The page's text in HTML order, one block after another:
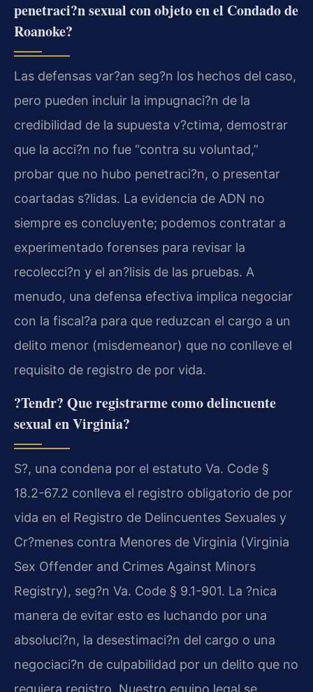
penetraci?n sexual con objeto en el Condado de
Roanoke?
Las defensas var?an seg?n los hechos del caso,
pero pueden incluir la impugnaci?n de la
credibilidad de la supuesta v?ctima, demostrar
que la acci?n no fue “contra su voluntad,”
probar que no hubo penetraci?n, o presentar
coartadas s?lidas. La evidencia de ADN no
siempre es concluyente; podemos contratar a
experimentado forenses para revisar la
recolecci?n y el an?lisis de las pruebas. A
menudo, una defensa efectiva implica negociar
con la fiscal?a para que reduzcan el cargo a un
delito menor (misdemeanor) que no conlleve el
requisito de registro de por vida.
?Tendr? Que registrarme como delincuente
sexual en Virginia?
S?, una condena por el estatuto Va. Code §
18.2-67.2 conlleva el registro obligatorio de por
vida en el Registro de Delincuentes Sexuales y
Cr?menes contra Menores de Virginia (Virginia
Sex Offender and Crimes Against Minors
Registry), seg?n Va. Code § 9.1-901. La ?nica
manera de evitar esto es luchando por una
absoluci?n, la desestimaci?n del cargo o una
negociaci?n de culpabilidad por un delito que no
requiera registro. Nuestro equipo legal se